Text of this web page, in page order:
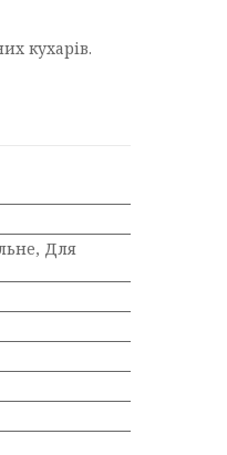
кухарів.
Для